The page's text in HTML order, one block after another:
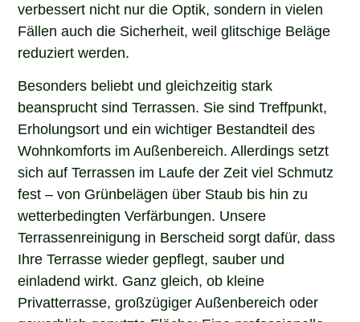
verbessert nicht nur die Optik, sondern in vielen
Fällen auch die Sicherheit, weil glitschige Beläge
reduziert werden.
Besonders beliebt und gleichzeitig stark
beansprucht sind Terrassen. Sie sind Treffpunkt,
Erholungsort und ein wichtiger Bestandteil des
Wohnkomforts im Außenbereich. Allerdings setzt
sich auf Terrassen im Laufe der Zeit viel Schmutz
fest – von Grünbelägen über Staub bis hin zu
wetterbedingten Verfärbungen. Unsere
Terrassenreinigung in Berscheid sorgt dafür, dass
Ihre Terrasse wieder gepflegt, sauber und
einladend wirkt. Ganz gleich, ob kleine
Privatterrasse, großzügiger Außenbereich oder